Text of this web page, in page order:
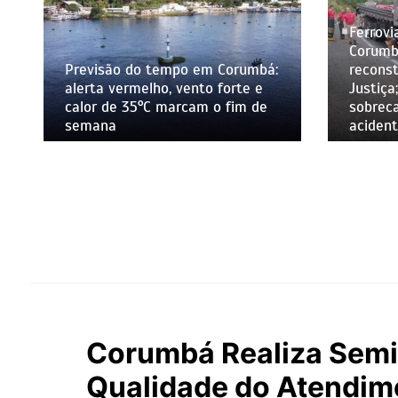
Previsão do tempo em Corumbá:
alerta vermelho, vento forte e
calor de 35°C marcam o fim de
semana
Corumbá Realiza
Qualidade do